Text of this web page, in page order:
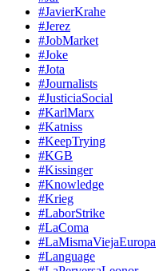
#JavierKrahe
#Jerez
#JobMarket
#Joke
#Jota
#Journalists
#JusticiaSocial
#KarlMarx
#Katniss
#KeepTrying
#KGB
#Kissinger
#Knowledge
#Krieg
#LaborStrike
#LaComa
#LaMismaViejaEuropa
#Language